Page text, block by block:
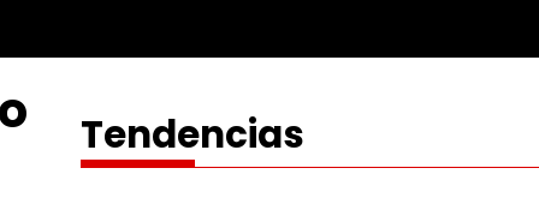
Tendencias